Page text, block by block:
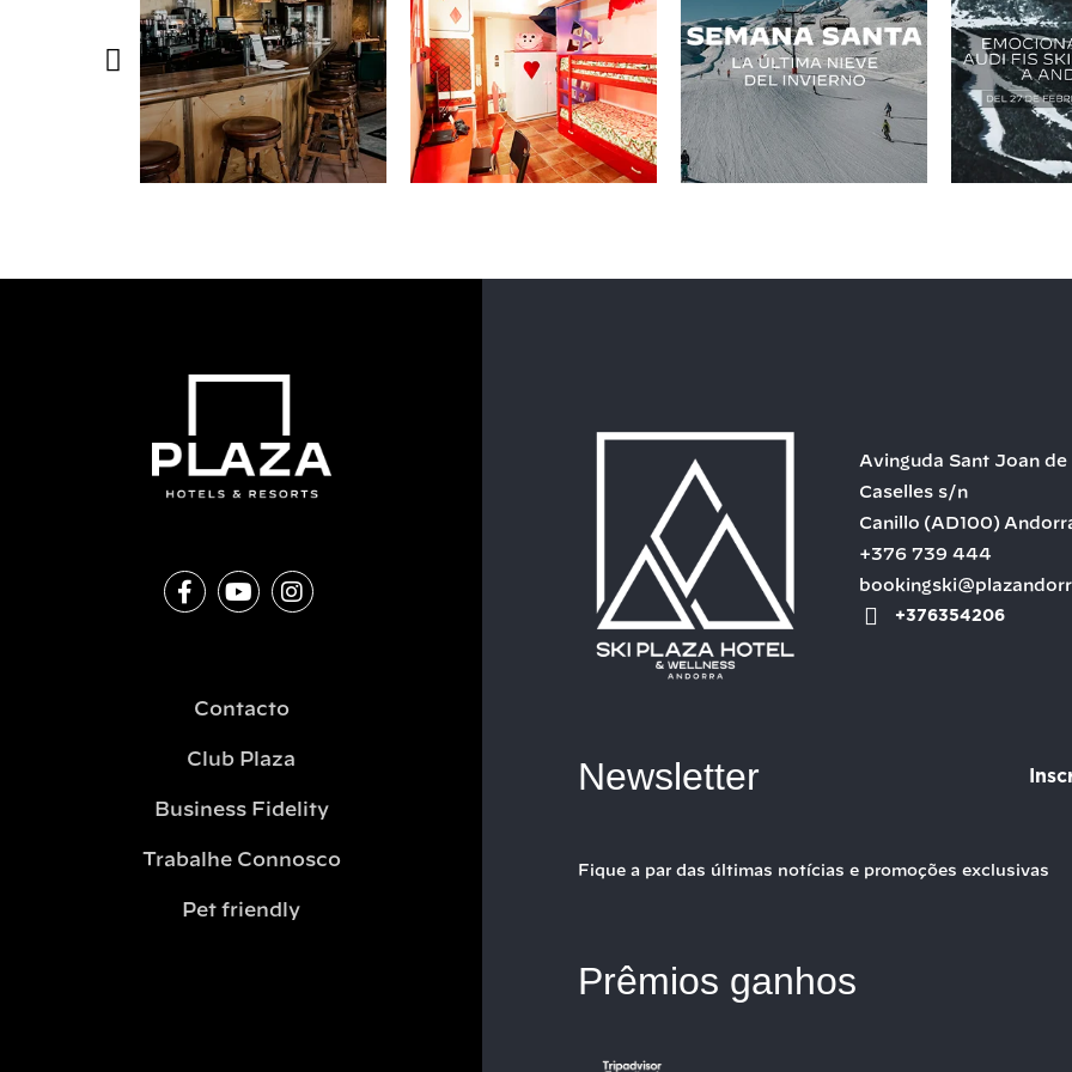
Contacto
Club Plaza
Business Fidelity
Trabalhe Connosco
Pet friendly
Avinguda Sant Joan de
Caselles s/n
Canillo (AD100)
+376 739 444
+376354206
Newsletter
Fique a par das últimas notícias e promoções exclusivas
Prêmios ganhos